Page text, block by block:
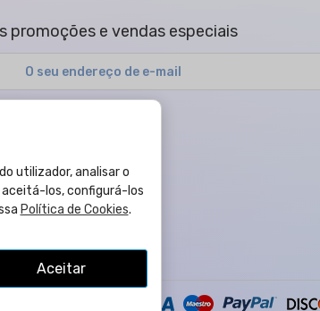
promoções e vendas especiais
de privacidade
utilizador, analisar o
aceitá-los, configurá-los
Política de Cookies.
Aceitar